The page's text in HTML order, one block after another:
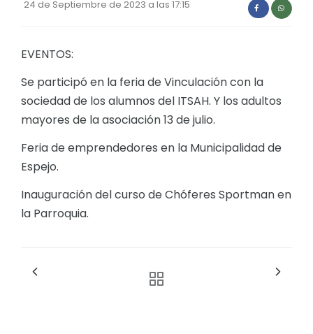
Plan Anual Contratación - PAC
Plan Operativo Anual - POA
Convenios Institucionales
PRESUPUESTO: EJECUCIÓN Y REPORTES
Cédulas presupuestarias y balances
24 de Septiembre de 2023 a las 17:15
EVENTOS:
Se participó en la feria de Vinculación con la
sociedad de los alumnos del ITSAH. Y los adultos
mayores de la asociación 13 de julio.
Feria de emprendedores en la Municipalidad de
Espejo.
Inauguración del curso de Chóferes Sportman en
la Parroquia.